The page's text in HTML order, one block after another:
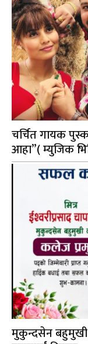
चर्चित गायक
आहा”( म्युजिक
मुकुन्दसेन बहुमुखी